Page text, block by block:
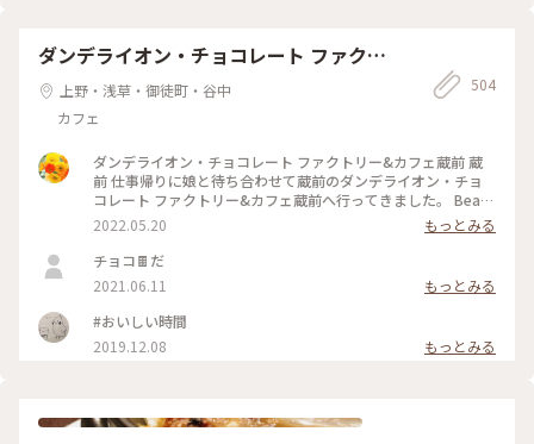
ダンデライオン・チョコレート ファクト
リー&カフェ蔵前
上野・浅草・御徒町・谷中
カフェ
504
ダンデライオン・チョコレート ファクトリー&カフェ蔵前 蔵
前 仕事帰りに娘と待ち合わせて蔵前のダンデライオン・チョ
コレート ファクトリー&カフェ蔵前へ行ってきました。 Bean
to Bar（ビーントゥバー）とは、カカオ豆からチョコレートバ
ーになるまで一貫して製造を行うことだそうで（いまさら知り
ました💦）、レジ脇の硝子張りのお部屋にはカカオ豆がたくさ
んあり、右側には完成したチョコバーが綺麗に並んでいまし
た。 今日は、蔵前店限定のほうじ茶で香りづけしたホットチ
ョコレートと一番人気のスモアをたべました。 （スモア→グ
ラハムクラッカーの上にチョコレートガナッシュとマシュマロ
が乗っていて、注文を受けてから表面を焼き上げてくれます）
て、東京にはいまはここだけになってしまったのですね。 土日
2022.05.20
もっとみる
チョコ🍫だ
2021.06.11
もっとみる
#おいしい時間
2019.12.08
もっとみる